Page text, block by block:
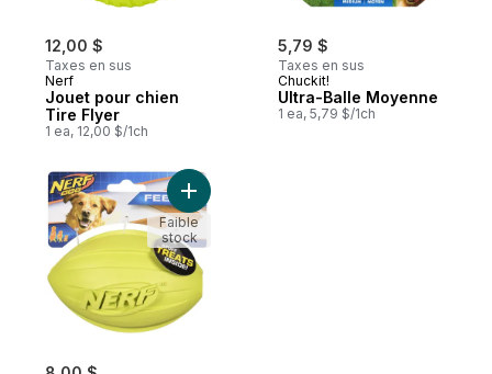
12,00 $
Taxes en sus
Nerf
Jouet pour chien
Tire Flyer
1 ea, 12,00 $/1ch
5,79 $
Taxes en sus
Chuckit!
Ultra-Balle Moyenne
1 ea, 5,79 $/1ch
Ajouter Jouet pour chien Feeder Football
Faible
stock